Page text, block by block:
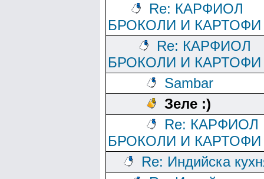
Re: КАРФИОЛ
БРОКОЛИ И КАРТОФИ
Re: КАРФИОЛ
БРОКОЛИ И КАРТОФИ
Sambar
Зеле :)
Re: КАРФИОЛ
БРОКОЛИ И КАРТОФИ
Re: Индийска